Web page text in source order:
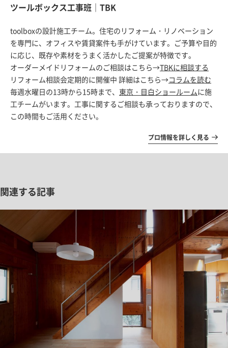
ツールボックス工事班｜TBK
toolboxの設計施工チーム。住宅のリフォーム・リノベーション
を専門に、オフィスや賃貸案件も手がけています。ご予算や目的
に応じ、既存や素材をうまく活かしたご提案が特徴です。
オーダーメイドリフォームのご相談はこちら→TBKに相談する
リフォーム相談会定期的に開催中 詳細はこちら→コラムを読む
毎週水曜日の13時から15時まで、 東京・目白ショールームに施
工チームがいます。工事に関するご相談も承っておりますので、
この時間もご活用ください。
プロ情報を詳しく見る
関連する記事